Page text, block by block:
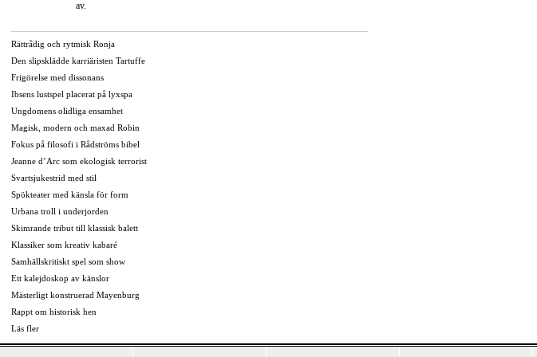
av.
Rättrådig och rytmisk Ronja
Den slipsklädde karriäristen Tartuffe
Frigörelse med dissonans
Ibsens lustspel placerat på lyxspa
Ungdomens olidliga ensamhet
Magisk, modern och maxad Robin
Fokus på filosofi i Rådströms bibel
Jeanne d’Arc som ekologisk terrorist
Svartsjukestrid med stil
Spökteater med känsla för form
Urbana troll i underjorden
Skimrande tribut till klassisk balett
Klassiker som kreativ kabaré
Samhällskritiskt spel som show
Ett kalejdoskop av känslor
Mästerligt konstruerad Mayenburg
Rappt om historisk hen
Läs fler